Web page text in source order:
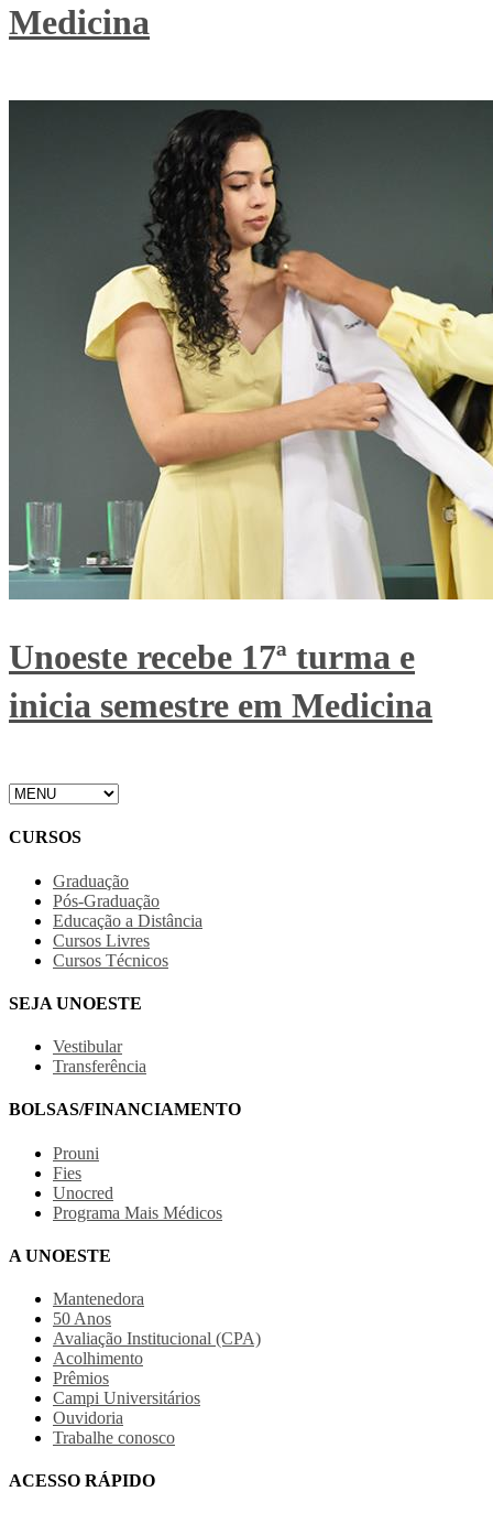
Medicina
Unoeste recebe 17ª turma e
inicia semestre em Medicina
CURSOS
Graduação
Pós-Graduação
Educação a Distância
Cursos Livres
Cursos Técnicos
SEJA UNOESTE
Vestibular
Transferência
BOLSAS/FINANCIAMENTO
Prouni
Fies
Unocred
Programa Mais Médicos
A UNOESTE
Mantenedora
50 Anos
Avaliação Institucional (CPA)
Acolhimento
Prêmios
Campi Universitários
Ouvidoria
Trabalhe conosco
ACESSO RÁPIDO